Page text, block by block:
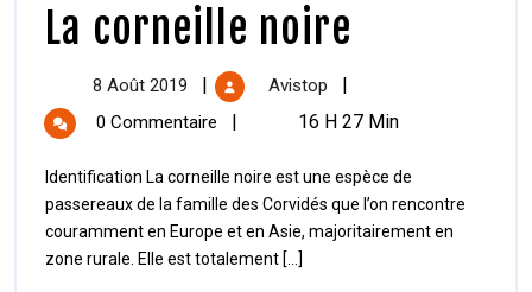
La corneille noire
8 Août 2019 | Avistop |
0 Commentaire | 16 H 27 Min
passereaux de la famille des Corvidés que l’on rencontre
couramment en Europe et en Asie, majoritairement en
zone rurale. Elle est totalement [...]